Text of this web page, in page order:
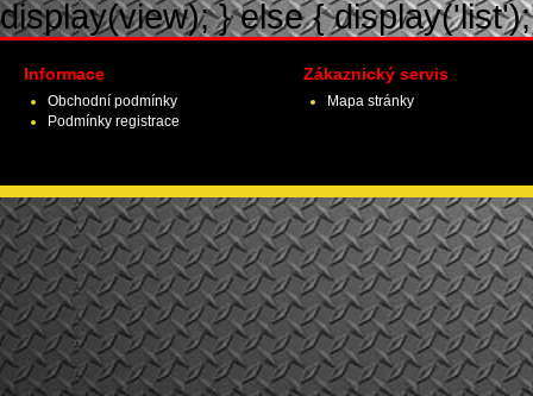
display(view); } else {
Informace
Obchodní podmínky
Podmínky registrace
Zákaznický servis
Mapa stránky